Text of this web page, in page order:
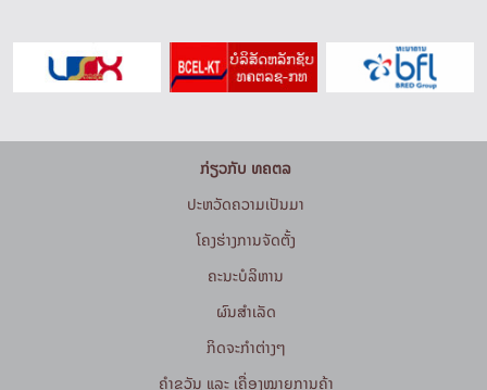
ກ່ຽວກັບ ທຄຕລ
ປະຫວັດຄວາມເປັນມາ
ໂຄງຮ່າງການຈັດຕັ້ງ
ຄະນະບໍລິຫານ
ຜົນສຳເລັດ
ກິດຈະກໍາຕ່າງໆ
ຄຳຂວັນ ແລະ ເຄື່ອງໝາຍການຄ້າ